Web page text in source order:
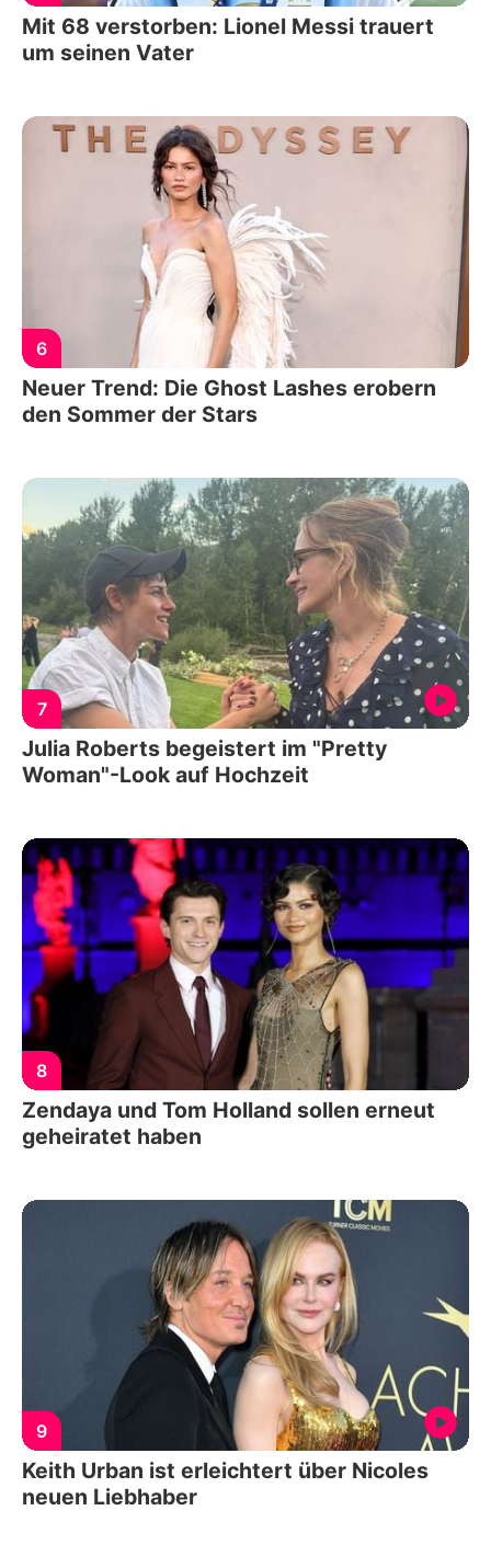
Mit 68 verstorben: Lionel Messi trauert
um seinen Vater
6
Neuer Trend: Die Ghost Lashes erobern
den Sommer der Stars
7
Julia Roberts begeistert im "Pretty
Woman"-Look auf Hochzeit
8
Zendaya und Tom Holland sollen erneut
geheiratet haben
9
Keith Urban ist erleichtert über Nicoles
neuen Liebhaber